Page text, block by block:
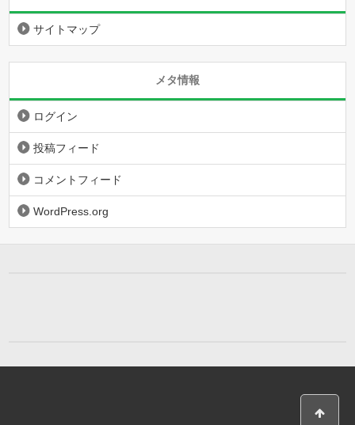
サイトマップ
メタ情報
ログイン
投稿フィード
コメントフィード
WordPress.org